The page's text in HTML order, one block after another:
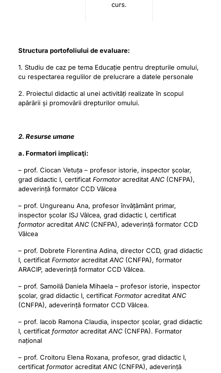
curs.
Structura portofoliului de evaluare:
1. Studiu de caz pe tema Educație pentru drepturile omului,
cu respectarea regulilor de prelucrare a datele personale
2. Proiectul didactic al unei activități realizate în scopul
apărării și promovării drepturilor omului.
2. Resurse umane
a. Formatori implicaţi:
– prof. Ciocan Vetuța – profesor istorie, inspector școlar,
grad didactic I, certificat Formatoracreditat ANC (CNFPA),
adeverință formator CCD Vâlcea
– prof. Ungureanu Ana, profesor învățământ primar,
inspector școlar ISJ Vâlcea, grad didactic I, certificat
formatoracreditat ANC (CNFPA), adeverință formator CCD
Vâlcea
– prof. Dobrete Florentina Adina, director CCD, grad didactic
I, certificat Formatoracreditat ANC (CNFPA), formator
ARACIP, adeverință formator CCD Vâlcea.
– prof. Samoilă Daniela Mihaela – profesor istorie, inspector
școlar, grad didactic I, certificat Formatoracreditat ANC
(CNFPA), adeverință formator CCD Vâlcea.
– prof. Iacob Ramona Claudia, inspector școlar, grad didactic
I, certificat formatoracreditat ANC (CNFPA). Formator
național
– prof. Croitoru Elena Roxana, profesor, grad didactic I,
certificat formatoracreditat ANC (CNFPA), adeverință